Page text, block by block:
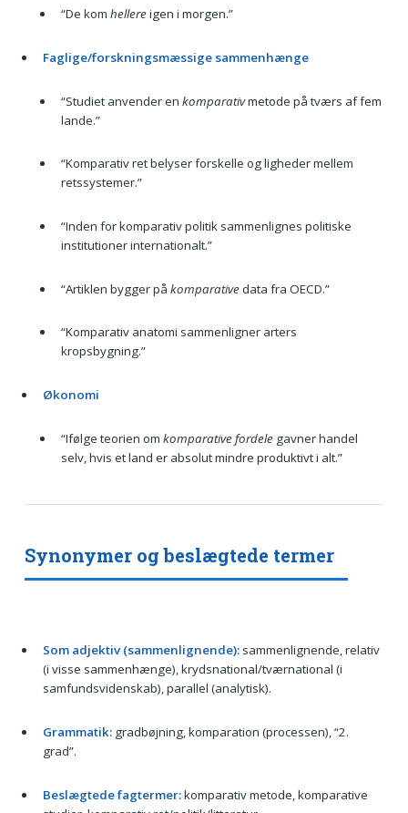
“De kom hellereigen i morgen.”
Faglige/forskningsmæssige sammenhænge
“Studiet anvender en komparativmetode på tværs af fem
lande.”
“Komparativ ret belyser forskelle og ligheder mellem
retssystemer.”
“Inden for komparativ politik sammenlignes politiske
institutioner internationalt.”
“Artiklen bygger på komparativedata fra OECD.”
“Komparativ anatomi sammenligner arters
kropsbygning.”
Økonomi
“Ifølge teorien om komparative fordelegavner handel
selv, hvis et land er absolut mindre produktivt i alt.”
Synonymer og beslægtede termer
Som adjektiv (sammenlignende):sammenlignende, relativ
(i visse sammenhænge), krydsnational/tværnational (i
samfundsvidenskab), parallel (analytisk).
Grammatik:gradbøjning, komparation (processen), “2.
grad”.
Beslægtede fagtermer:komparativ metode, komparative